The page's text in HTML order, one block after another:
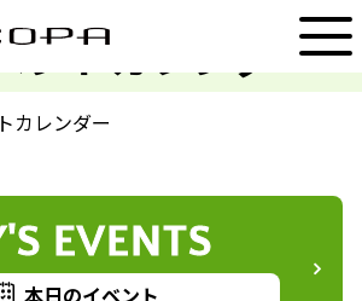
ントカレンダー
EVENT
カレンダー
EVENTS